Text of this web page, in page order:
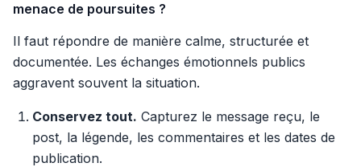
menace de poursuites ?
Il faut répondre de manière calme, structurée et
documentée. Les échanges émotionnels publics
aggravent souvent la situation.
Conservez tout. Capturez le message reçu, le
post, la légende, les commentaires et les dates de
publication.